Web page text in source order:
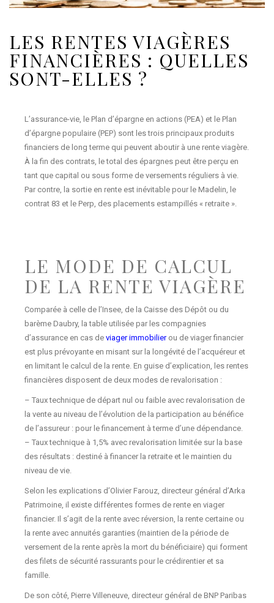
LES RENTES VIAGÈRES
FINANCIÈRES : QUELLES
SONT-ELLES ?
L’assurance-vie, le Plan d’épargne en actions (PEA) et le Plan
d’épargne populaire (PEP) sont les trois principaux produits
financiers de long terme qui peuvent aboutir à une rente viagère.
À la fin des contrats, le total des épargnes peut être perçu en
tant que capital ou sous forme de versements réguliers à vie.
Par contre, la sortie en rente est inévitable pour le Madelin, le
contrat 83 et le Perp, des placements estampillés « retraite ».
LE MODE DE CALCUL
DE LA RENTE VIAGÈRE
Comparée à celle de l’Insee, de la Caisse des Dépôt ou du
barème Daubry, la table utilisée par les compagnies
d’assurance en cas deviager immobilierou de viager financier
est plus prévoyante en misant sur la longévité de l’acquéreur et
en limitant le calcul de la rente. En guise d’explication, les rentes
financières disposent de deux modes de revalorisation :
– Taux technique de départ nul ou faible avec revalorisation de
la vente au niveau de l’évolution de la participation au bénéfice
de l’assureur : pour le financement à terme d’une dépendance.
– Taux technique à 1,5% avec revalorisation limitée sur la base
des résultats : destiné à financer la retraite et le maintien du
niveau de vie.
Selon les explications d’Olivier Farouz, directeur général d’Arka
Patrimoine, il existe différentes formes de rente en viager
financier. Il s’agit de la rente avec réversion, la rente certaine ou
la rente avec annuités garanties (maintien de la période de
versement de la rente après la mort du bénéficiaire) qui forment
des filets de sécurité rassurants pour le crédirentier et sa
famille.
De son côté, Pierre Villeneuve, directeur général de BNP Paribas